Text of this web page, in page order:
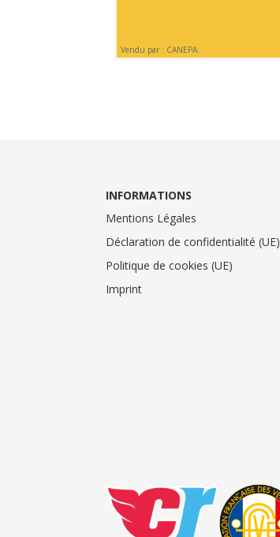
Vendu par : CANEPA
INFORMATIONS
Mentions Légales
Déclaration de confidentialité (UE)
Politique de cookies (UE)
Imprint